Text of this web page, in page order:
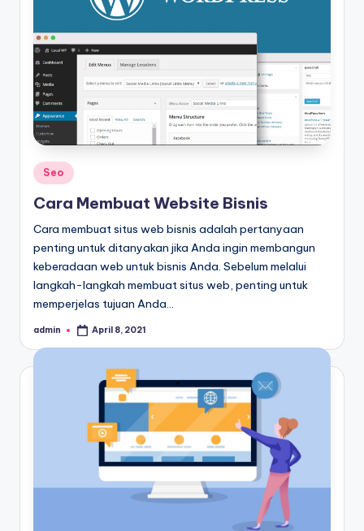
Posted
in
Seo
Cara Membuat Website Bisnis
Cara membuat situs web bisnis adalah pertanyaan
penting untuk ditanyakan jika Anda ingin membangun
keberadaan web untuk bisnis Anda. Sebelum melalui
langkah-langkah membuat situs web, penting untuk
memperjelas tujuan Anda…
Posted
admin April 8, 2021